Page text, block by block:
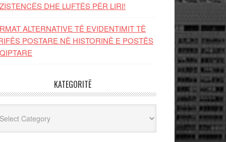
DHE LUFTЁS PЁR LIRI!
ALTERNATIVE TË EVIDENTIMIT TË
POSTARE NË HISTORINË E POSTËS
KATEGORITË